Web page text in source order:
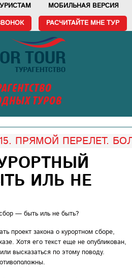
МОБИЛЬНАЯ ВЕРСИЯ
РАСЧИТАЙТЕ МНЕ ТУР
ТУРОВ
ПРЯМОЙ ПЕРЕЛЕТ.
ИЛЬ НЕ
— быть иль не быть?
проект закона о курортном сборе,
Хотя его текст еще не опубликован,
высказаться по этому поводу.